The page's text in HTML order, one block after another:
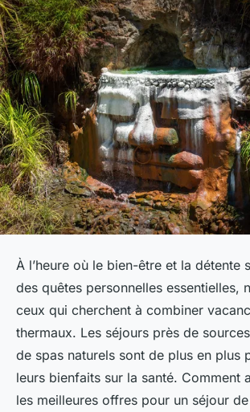
À l’heure où le bien-être et la détente
des quêtes personnelles essentielles,
ceux qui cherchent à combiner
thermaux. Les séjours près de
de spas naturels sont de plus en plus
leurs bienfaits sur la santé. Comment
les meilleures offres pour un séjour